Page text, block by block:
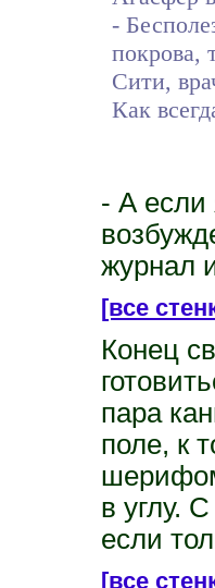
-
покрова,
Сити,
Как
- А если
журнал
[все
Конец
пара
поле, к
в углу.
если
[все